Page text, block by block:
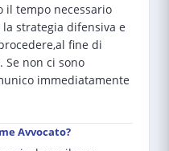
il tempo necessario
strategia difensiva e
fine di
non ci sono
immediatamente
Avvocato?